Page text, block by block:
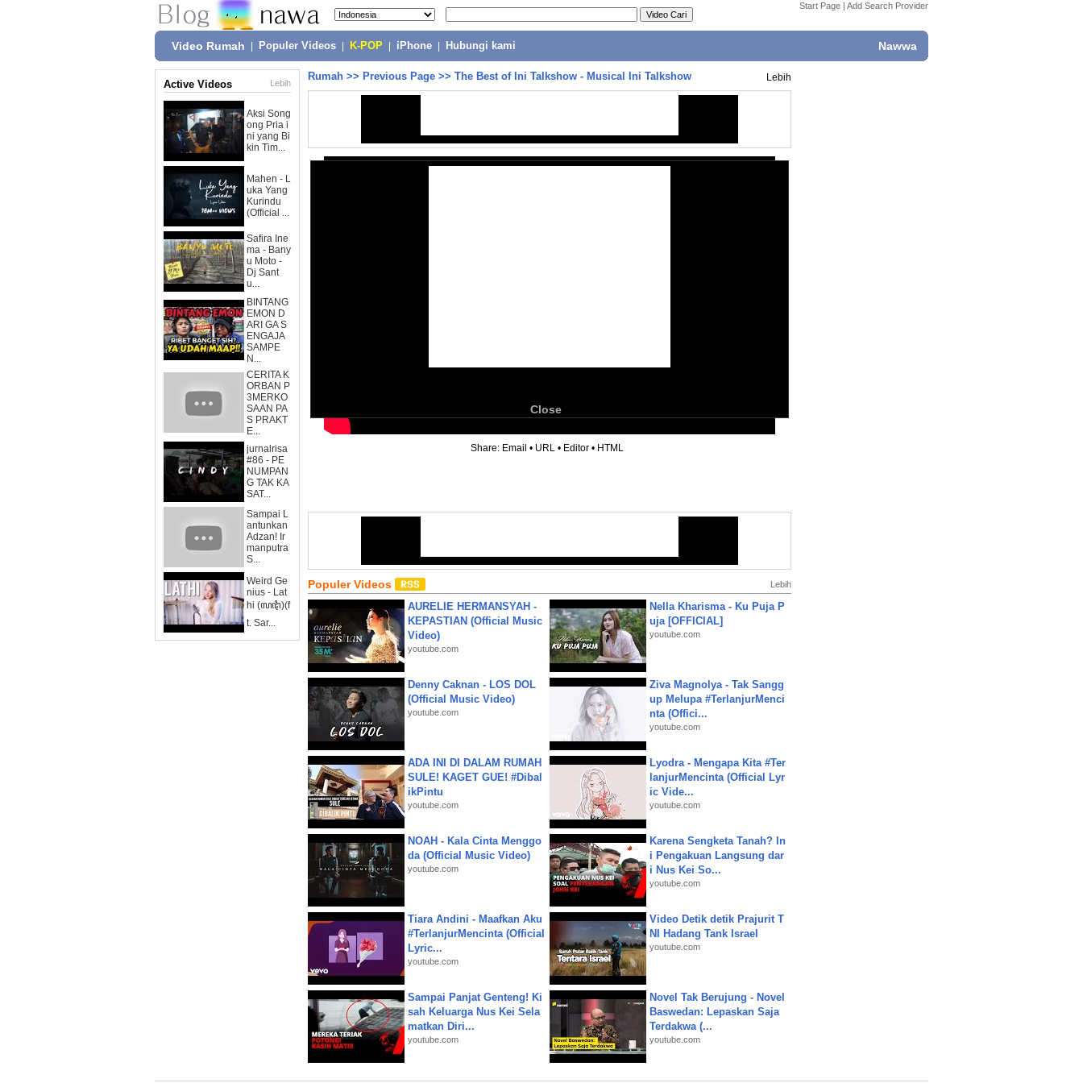
Start Page | Add Search Provider
Video Rumah Populer Videos K-POP iPhone Hubungi kami Nawwa
Active Videos Lebih
Aksi Song
ong Pria i
ni yang Bi
kin Tim...
Mahen - L
uka Yang
Kurindu
(Official ...
Safira Ine
ma - Bany
u Moto -
Dj Sant
u...
BINTANG
EMON D
ARI GA S
ENGAJA
SAMPE
N...
CERITA K
ORBAN P
3MERKO
SAAN PA
S PRAKT
E...
jurnalrisa
#86 - PE
NUMPAN
G TAK KA
SAT...
Sampai L
antunkan
Adzan! Ir
manputra
S...
Weird Ge
nius - Lat
hi (ꦭꦛꦶ)(f
t. Sar...
Rumah >> Previous Page >> The Best of Ini Talkshow - Musical Ini Talkshow Lebih
Close
Share: Email • URL • Editor • HTML
Populer Videos Lebih
AURELIE HERMANSYAH -
KEPASTIAN (Official Music
Video)
youtube.com
Nella Kharisma - Ku Puja P
uja [OFFICIAL]
youtube.com
Denny Caknan - LOS DOL
(Official Music Video)
youtube.com
Ziva Magnolya - Tak Sangg
up Melupa #TerlanjurMenci
nta (Offici...
youtube.com
ADA INI DI DALAM RUMAH
SULE! KAGET GUE! #Dibal
ikPintu
youtube.com
Lyodra - Mengapa Kita #Ter
lanjurMencinta (Official Lyr
ic Vide...
youtube.com
NOAH - Kala Cinta Menggo
da (Official Music Video)
youtube.com
Karena Sengketa Tanah? In
i Pengakuan Langsung dar
i Nus Kei So...
youtube.com
Tiara Andini - Maafkan Aku
#TerlanjurMencinta (Official
Lyric...
youtube.com
Video Detik detik Prajurit T
NI Hadang Tank Israel
youtube.com
Sampai Panjat Genteng! Ki
sah Keluarga Nus Kei Sela
matkan Diri...
youtube.com
Novel Tak Berujung - Novel
Baswedan: Lepaskan Saja
Terdakwa (...
youtube.com